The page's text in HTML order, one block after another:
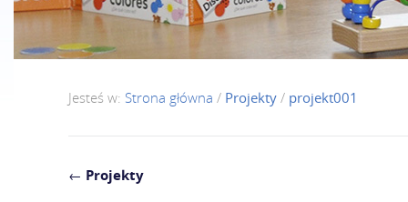
Jesteś w: Strona główna / Projekty / projekt001
← Projekty